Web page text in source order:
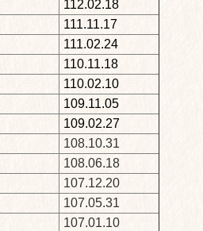
112.02.18
111.11.17
111.02.24
110.11.18
110.02.10
109.11.05
109.02.27
108.10.31
108.06.18
107.12.20
107.05.31
107.01.10